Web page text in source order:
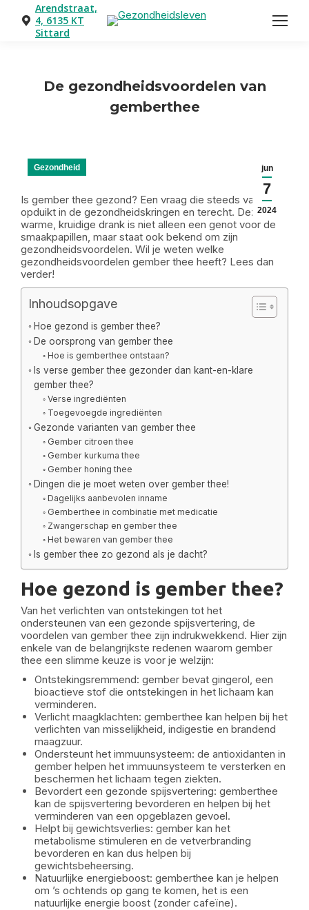
Arendstraat,
4, 6135 KT
Sittard
De gezondheidsvoordelen van
gemberthee
jun
7
2024
Gezondheid
Is gember thee gezond? Een vraag die steeds vaker
opduikt in de gezondheidskringen en terecht. Deze
warme, kruidige drank is niet alleen een genot voor de
smaakpapillen, maar staat ook bekend om zijn
gezondheidsvoordelen. Wil je weten welke
gezondheidsvoordelen gember thee heeft? Lees dan
verder!
Inhoudsopgave
Hoe gezond is gember thee?
De oorsprong van gember thee
Hoe is gemberthee ontstaan?
Is verse gember thee gezonder dan kant-en-klare
gember thee?
Verse ingrediënten
Toegevoegde ingrediënten
Gezonde varianten van gember thee
Gember citroen thee
Gember kurkuma thee
Gember honing thee
Dingen die je moet weten over gember thee!
Dagelijks aanbevolen inname
Gemberthee in combinatie met medicatie
Zwangerschap en gember thee
Het bewaren van gember thee
Is gember thee zo gezond als je dacht?
Hoe gezond is gember thee?
Van het verlichten van ontstekingen tot het
ondersteunen van een gezonde spijsvertering, de
voordelen van gember thee zijn indrukwekkend. Hier zijn
enkele van de belangrijkste redenen waarom gember
thee een slimme keuze is voor je welzijn:
Ontstekingsremmend: gember bevat gingerol, een
bioactieve stof die ontstekingen in het lichaam kan
verminderen.
Verlicht maagklachten: gemberthee kan helpen bij het
verlichten van misselijkheid, indigestie en brandend
maagzuur.
Ondersteunt het immuunsysteem: de antioxidanten in
gember helpen het immuunsysteem te versterken en
beschermen het lichaam tegen ziekten.
Bevordert een gezonde spijsvertering: gemberthee
kan de spijsvertering bevorderen en helpen bij het
verminderen van een opgeblazen gevoel.
Helpt bij gewichtsverlies: gember kan het
metabolisme stimuleren en de vetverbranding
bevorderen en kan dus helpen bij
gewichtsbeheersing.
Natuurlijke energieboost: gemberthee kan je helpen
om ’s ochtends op gang te komen, het is een
natuurlijke energie boost (zonder cafeïne).